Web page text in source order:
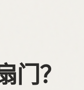
门？